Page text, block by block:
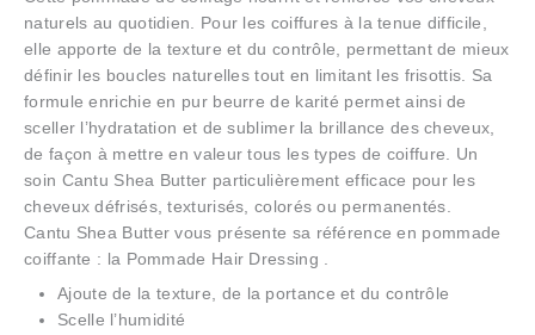
naturels au quotidien. Pour les coiffures à la tenue difficile,
elle apporte de la texture et du contrôle, permettant de mieux
définir les boucles naturelles tout en limitant les frisottis. Sa
formule enrichie en pur beurre de karité permet ainsi de
sceller l’hydratation et de sublimer la brillance des cheveux,
de façon à mettre en valeur tous les types de coiffure. Un
soin Cantu Shea Butter particulièrement efficace pour les
cheveux défrisés, texturisés, colorés ou permanentés.
Cantu Shea Butter vous présente sa référence en pommade
coiffante : la Pommade Hair Dressing .
Ajoute de la texture, de la portance et du contrôle
Scelle l’humidité